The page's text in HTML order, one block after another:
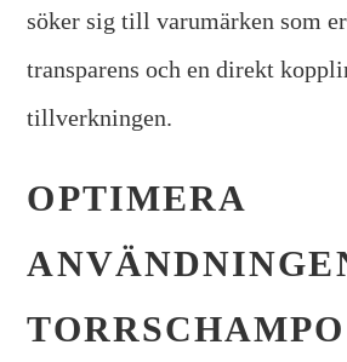
söker sig till varumärken som
transparens och en direkt
tillverkningen.
OPTIMERA
TORRSCHAMPO